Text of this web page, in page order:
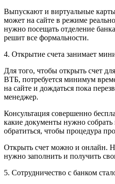
Выпускают и виртуальные карты.
может на сайте в режиме
нужно посещать отделение
решит все формальности.
4. Открытие счета занимает
Для того, чтобы открыть счет
ВТБ, потребуется минимум
на сайте и дождаться пока
менеджер.
Консультация совершенно
какие документы нужно собрать
обратиться, чтобы процедура
Открыть счет можно и онлайн.
нужно заполнить и получить
5. Сотрудничество с банком